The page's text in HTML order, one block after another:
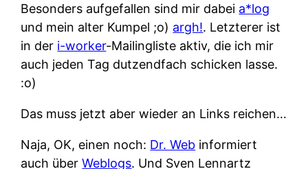
Besonders aufgefallen sind mir dabei a*log
und mein alter Kumpel ;o) argh!. Letzterer ist
in der i-worker-Mailingliste aktiv, die ich mir
auch jeden Tag dutzendfach schicken lasse.
:o)
Das muss jetzt aber wieder an Links reichen…
Naja, OK, einen noch: Dr. Web informiert
auch überWeblogs. Und Sven Lennartz